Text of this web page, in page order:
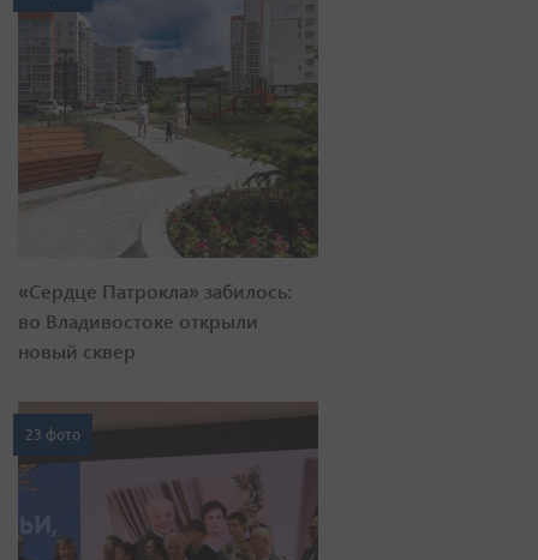
«Сердце Патрокла» забилось:
во Владивостоке открыли
новый сквер
23 фото